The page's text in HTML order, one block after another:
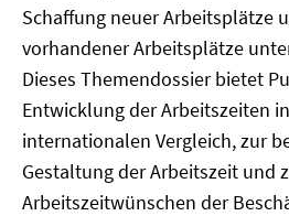
Schaffung neuer Arbeitsplätze
vorhandener Arbeitsplätze
Dieses Themendossier bietet
Entwicklung der Arbeitszeiten
internationalen Vergleich, zur
Gestaltung der Arbeitszeit und
Arbeitszeitwünschen der